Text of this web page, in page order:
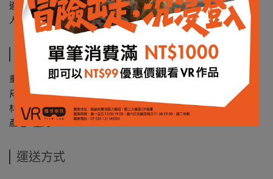
適用多數鍋具
人體工學橡膠握把
規格說明
重量 : 22g
尺寸 : 8.1 x 6.9 x 1.3 cm
材質： PP 、熱塑性橡膠(TPE)
產地 : 臺灣
運送方式